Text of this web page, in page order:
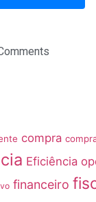
compra
Eficiência
financeiro